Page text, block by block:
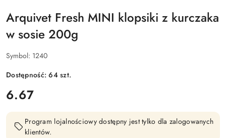
Arquivet Fresh MINI klopsiki z kurczaka
w sosie 200g
Symbol: 1240
Dostępność:64szt.
cena:
6.67
Program lojalnościowy dostępny jest tylko dla zalogowanych
klientów.